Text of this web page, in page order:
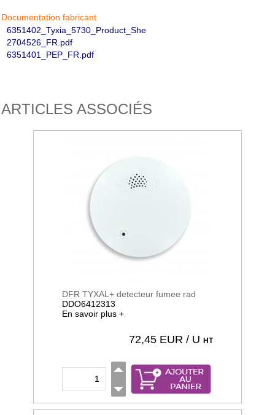
Documentation fabricant
6351402_Tyxia_5730_Product_She
2704526_FR.pdf
6351401_PEP_FR.pdf
ARTICLES ASSOCIÉS
DFR TYXAL+ detecteur fumee rad
DDO6412313
En savoir plus +
72,45 EUR / U HT